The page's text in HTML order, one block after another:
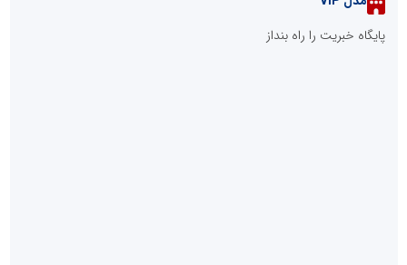
پایگاه خبریت را راه بنداز